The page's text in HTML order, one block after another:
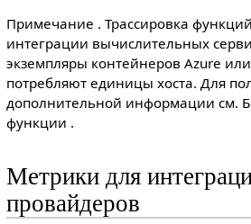
Примечание . Трассировка
интеграции вычислительных
экземпляры контейнеров Azure или
потребляют единицы хоста. Для
дополнительной информации см.
функции .
Метрики для
провайдеров